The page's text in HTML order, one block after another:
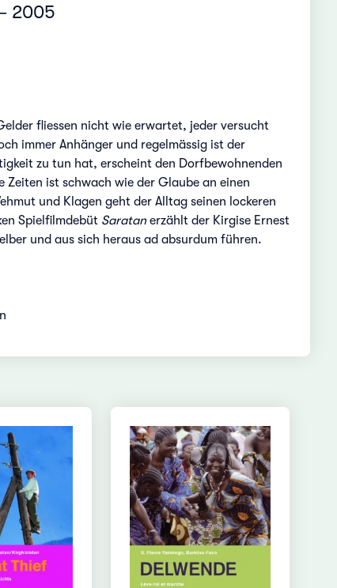
2005
fliessen nicht wie erwartet, jeder versucht
immer Anhänger und regelmässig ist der
zu tun hat, erscheint den Dorfbewohnenden
ist schwach wie der Glaube an einen
und Klagen geht der Alltag seinen lockeren
Spielfilmdebüt Saratanerzählt der Kirgise Ernest
und aus sich heraus ad absurdum führen.